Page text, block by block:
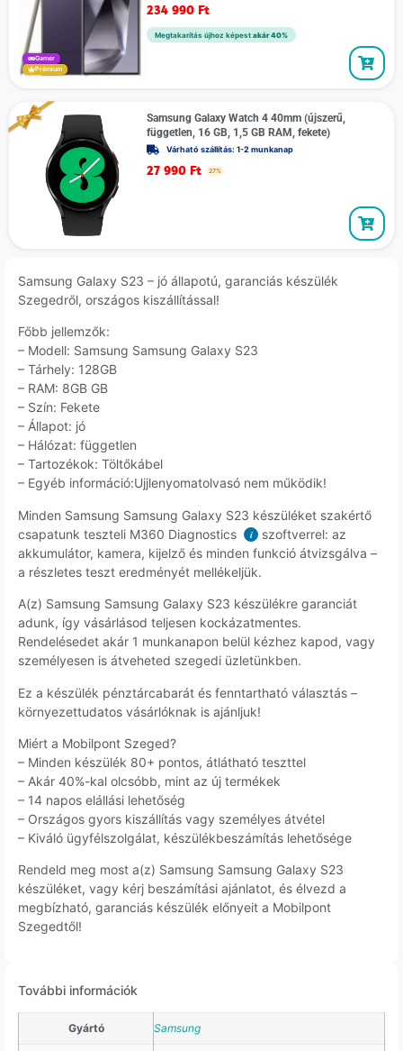
Gamer
Prémium
234 990 Ft
Megtakarítás újhoz képest akár 40%
Samsung Galaxy Watch 4 40mm (újszerű,
független, 16 GB, 1,5 GB RAM, fekete)
Várható szállítás: 1-2 munkanap
27 990 Ft 27%
Samsung Galaxy S23 – jó állapotú, garanciás készülék
Szegedről, országos kiszállítással!
Főbb jellemzők:
– Modell: Samsung Samsung Galaxy S23
– Tárhely: 128GB
– RAM: 8GB GB
– Szín: Fekete
– Állapot: jó
– Hálózat: független
– Tartozékok: Töltőkábel
– Egyéb információ:Ujjlenyomatolvasó nem működik!
Minden Samsung Samsung Galaxy S23 készüléket szakértő
csapatunk teszteli M360 Diagnostics
i
szoftverrel: az
akkumulátor, kamera, kijelző és minden funkció átvizsgálva –
a részletes teszt eredményét mellékeljük.
A(z) Samsung Samsung Galaxy S23 készülékre garanciát
adunk, így vásárlásod teljesen kockázatmentes.
Rendelésedet akár 1 munkanapon belül kézhez kapod, vagy
személyesen is átveheted szegedi üzletünkben.
Ez a készülék pénztárcabarát és fenntartható választás –
környezettudatos vásárlóknak is ajánljuk!
Miért a Mobilpont Szeged?
– Minden készülék 80+ pontos, átlátható teszttel
– Akár 40%-kal olcsóbb, mint az új termékek
– 14 napos elállási lehetőség
– Országos gyors kiszállítás vagy személyes átvétel
– Kiváló ügyfélszolgálat, készülékbeszámítás lehetősége
Rendeld meg most a(z) Samsung Samsung Galaxy S23
készüléket, vagy kérj beszámítási ajánlatot, és élvezd a
megbízható, garanciás készülék előnyeit a Mobilpont
Szegedtől!
További információk
Gyártó Samsung